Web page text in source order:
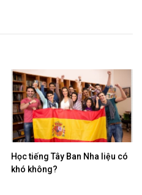
Học tiếng Tây Ban Nha liệu có
khó không?